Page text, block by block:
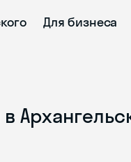
Для бизнеса